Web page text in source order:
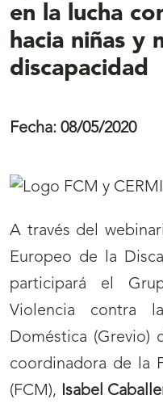
en la lucha
hacia niñas y
discapacidad
Fecha: 08/05/2020
A través del
Europeo de la
participará el
Violencia contra
Doméstica (Grevio)
coordinadora de la
(FCM), Isabel